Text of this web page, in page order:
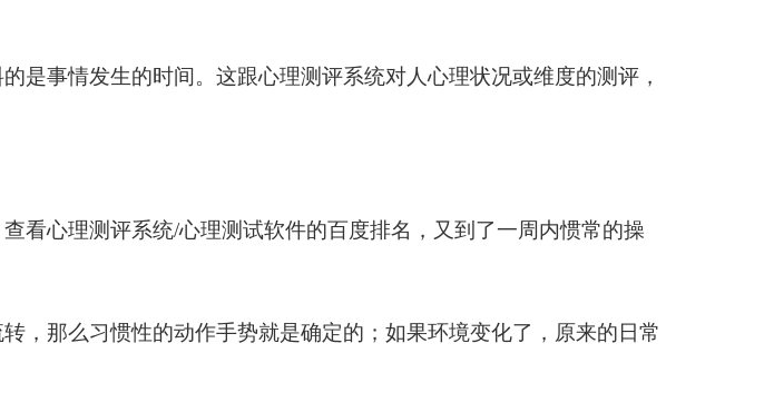
是事情发生的时间。这跟心理测评系统对人心理状况或维度的测评，
看心理测评系统/心理测试软件的百度排名，又到了一周内惯常的操
，那么习惯性的动作手势就是确定的；如果环境变化了，原来的日常